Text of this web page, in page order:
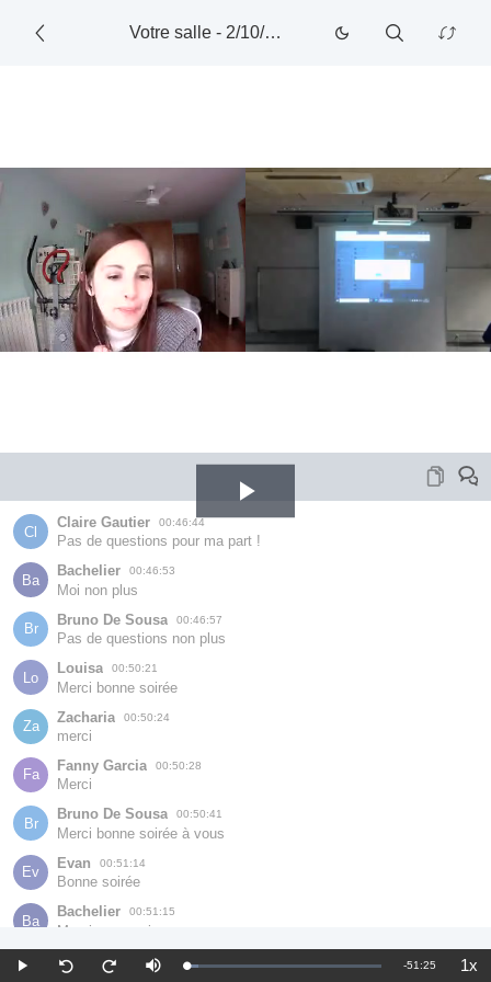
Votre salle- 2/10/2022
Play
Play
Seek
Seek
Mute Loaded:
Remaining
-51:25 1x
Cl
Claire Gautier 00:46:44
Pas de questions pour ma part !
Ba
Bachelier 00:46:53
Moi non plus
Br
Bruno De Sousa 00:46:57
Pas de questions non plus
Lo
Louisa 00:50:21
Merci bonne soirée
Za
Zacharia 00:50:24
merci
Fa
Fanny Garcia 00:50:28
Merci
Br
Bruno De Sousa 00:50:41
Merci bonne soirée à vous
Ev
Evan 00:51:14
Bonne soirée
Ba
Bachelier 00:51:15
Merci, au revoir
Fa
Fanny Garcia 00:51:23